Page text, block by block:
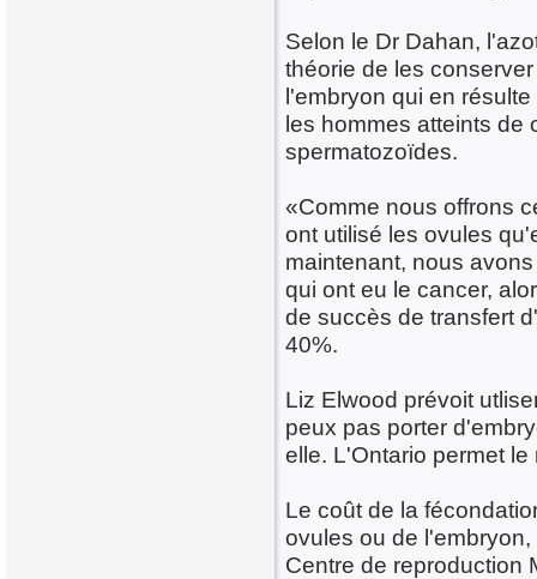
Selon le Dr Dahan,
théorie de les
l'embryon qui en
les hommes atteints de
spermatozoïdes.
«Comme nous offrons
ont utilisé les ovules
maintenant, nous
qui ont eu le cancer,
de succès de transfert
40%.
Liz Elwood prévoit
peux pas porter
elle. L'Ontario permet
Le coût de la
ovules ou de
Centre de reproduction